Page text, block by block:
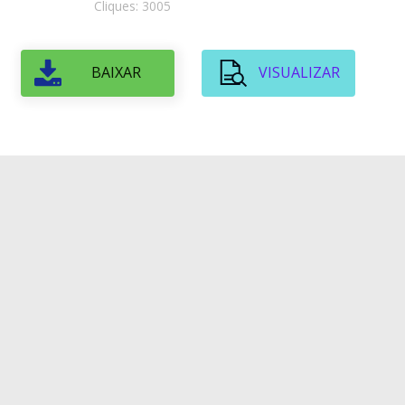
Cliques: 3005
BAIXAR VISUALIZAR